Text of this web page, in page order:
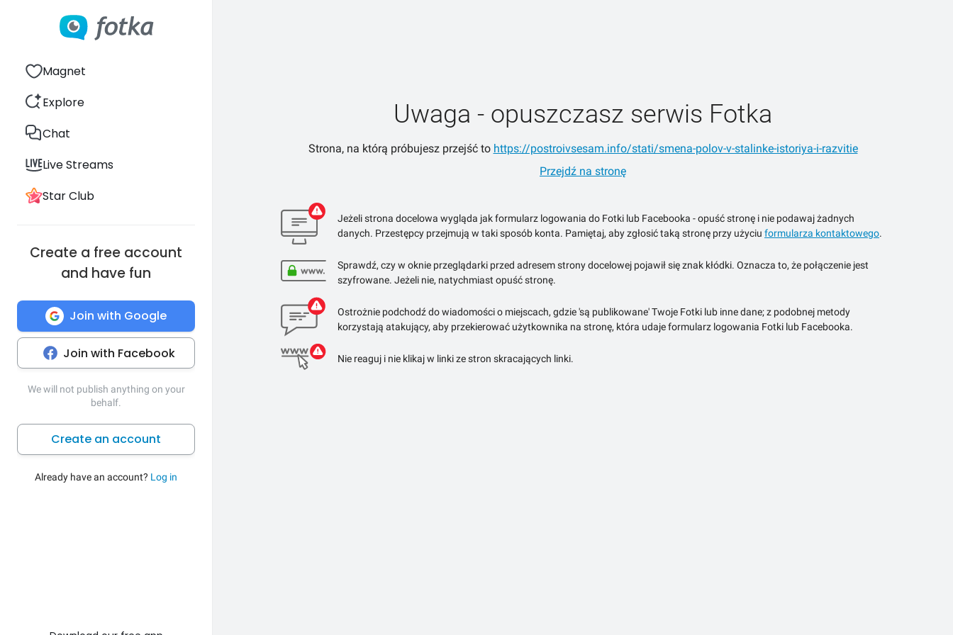
Magnet
Explore
Chat
Live Streams
Star Club
Create a free account
and have fun
Join with Google
Join with Facebook
We will not publish anything on your
behalf.
Create an account
Already have an account? Log in
Uwaga - opuszczasz serwis Fotka
Strona, na którą próbujesz przejść to https://postroivsesam.info/stati/smena-polov-v-stalinke-istoriya-i-razvitie
Przejdź na stronę
Jeżeli strona docelowa wygląda jak formularz logowania do Fotki lub Facebooka - opuść stronę i nie podawaj żadnych
danych. Przestępcy przejmują w taki sposób konta. Pamiętaj, aby zgłosić taką stronę przy użyciu formularza kontaktowego.
Sprawdź, czy w oknie przeglądarki przed adresem strony docelowej pojawił się znak kłódki. Oznacza to, że połączenie jest
szyfrowane. Jeżeli nie, natychmiast opuść stronę.
Ostrożnie podchodź do wiadomości o miejscach, gdzie 'są publikowane' Twoje Fotki lub inne dane; z podobnej metody
korzystają atakujący, aby przekierować użytkownika na stronę, która udaje formularz logowania Fotki lub Facebooka.
Nie reaguj i nie klikaj w linki ze stron skracających linki.